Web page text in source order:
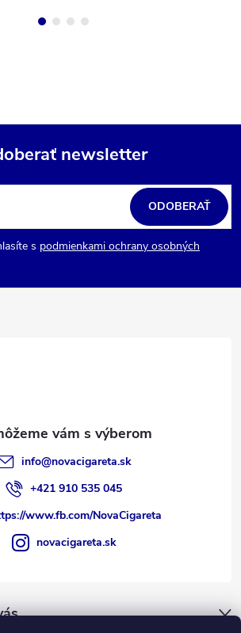
newsletter
s podmienkami ochrany osobných
ODOBERAŤ
info@novacigareta.sk
+421 910 535 045
www.fb.com/NovaCigareta
novacigareta.sk